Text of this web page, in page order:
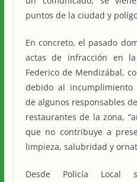
puntos de la ciudad y
En concreto, el pasado
actas de infracción en
Federico de Mendizábal,
debido al incumplimiento
de algunos responsables
restaurantes de la zona,
que no contribuye a
limpieza, salubridad y
Desde Policía Local